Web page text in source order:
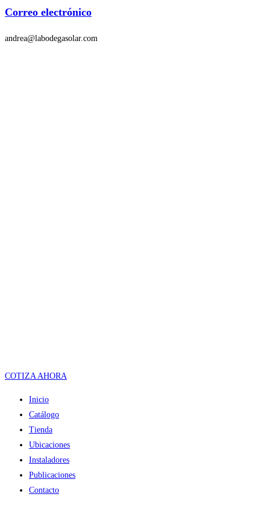
Correo electrónico
andrea@labodegasolar.com
COTIZA AHORA
Inicio
Catálogo
Tienda
Ubicaciones
Instaladores
Publicaciones
Contacto